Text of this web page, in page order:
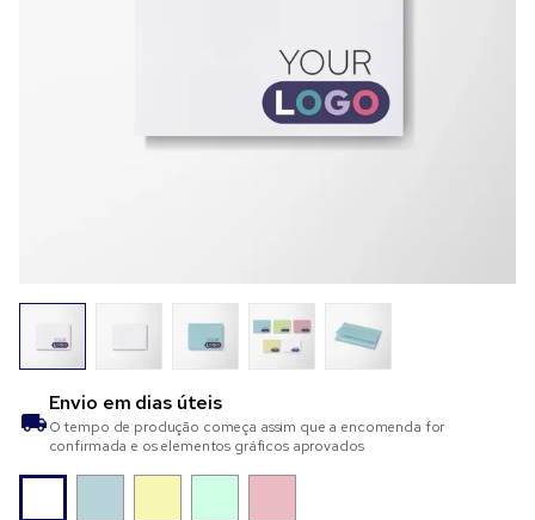
Envio em dias úteis
O tempo de produção começa assim que a encomenda for
confirmada e os elementos gráficos aprovados